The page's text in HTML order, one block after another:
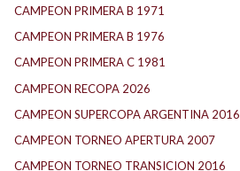
CAMPEON PRIMERA B 1971
CAMPEON PRIMERA B 1976
CAMPEON PRIMERA C 1981
CAMPEON RECOPA 2026
CAMPEON SUPERCOPA ARGENTINA 2016
CAMPEON TORNEO APERTURA 2007
CAMPEON TORNEO TRANSICION 2016